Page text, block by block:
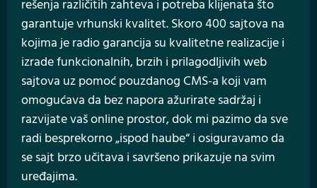
rešenja različitih zahteva i potreba klijenata što
garantuje vrhunski kvalitet. Skoro 400 sajtova na
kojima je radio garancija su kvalitetne realizacije i
izrade funkcionalnih, brzih i prilagodljivih web
sajtova uz pomoć pouzdanog CMS-a koji vam
omogućava da bez napora ažurirate sadržaj i
razvijate vaš online prostor, dok mi pazimo da sve
radi besprekorno „ispod haube“ i osiguravamo da
se sajt brzo učitava i savršeno prikazuje na svim
uređajima.